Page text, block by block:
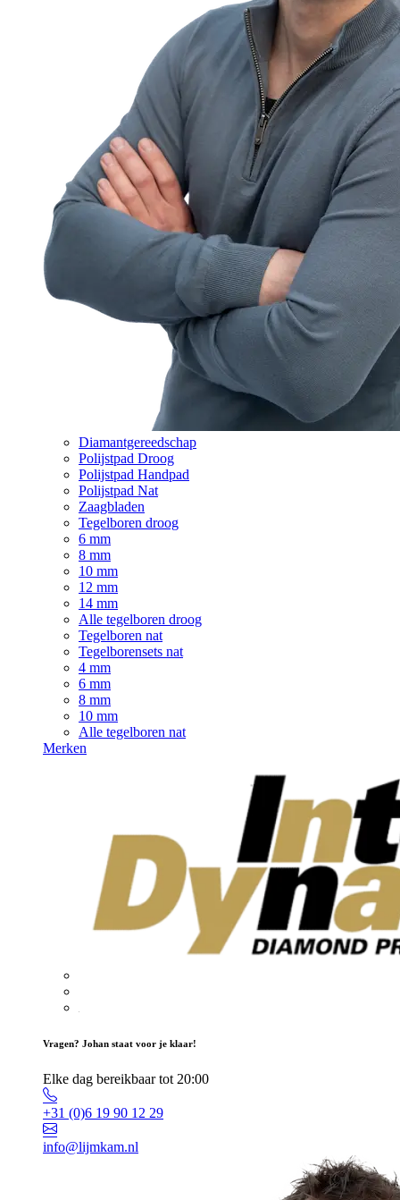
Diamantgereedschap
Polijstpad Droog
Polijstpad Handpad
Polijstpad Nat
Zaagbladen
Tegelboren droog
6 mm
8 mm
10 mm
12 mm
14 mm
Alle tegelboren droog
Tegelboren nat
Tegelborensets nat
4 mm
6 mm
8 mm
10 mm
Alle tegelboren nat
Merken
Vragen? Johan staat voor je klaar!
Elke dag bereikbaar tot 20:00
+31 (0)6 19 90 12 29
info@lijmkam.nl